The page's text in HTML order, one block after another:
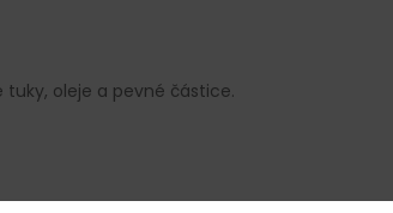
oleje a pevné částice.